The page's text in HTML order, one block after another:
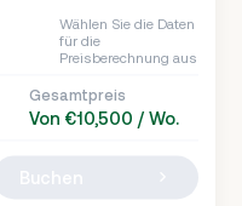
Wählen Sie die Daten
für die
Preisberechnung aus
Gesamtpreis
Von €10,500 / Wo.